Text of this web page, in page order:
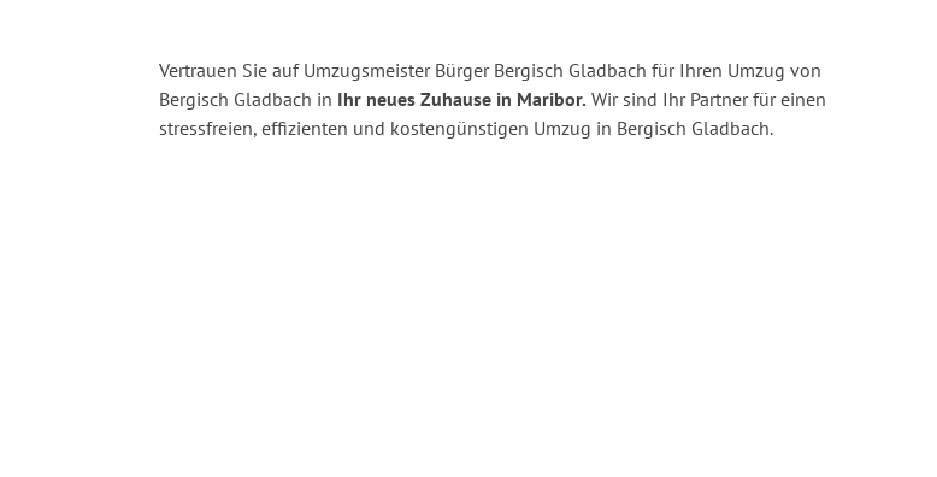
Vertrauen Sie auf Umzugsmeister Bürger Bergisch Gladbach für Ihren Umzug von
Bergisch Gladbach in Ihr neues Zuhause in Maribor. Wir sind Ihr Partner für einen
stressfreien, effizienten und kostengünstigen Umzug in Bergisch Gladbach.